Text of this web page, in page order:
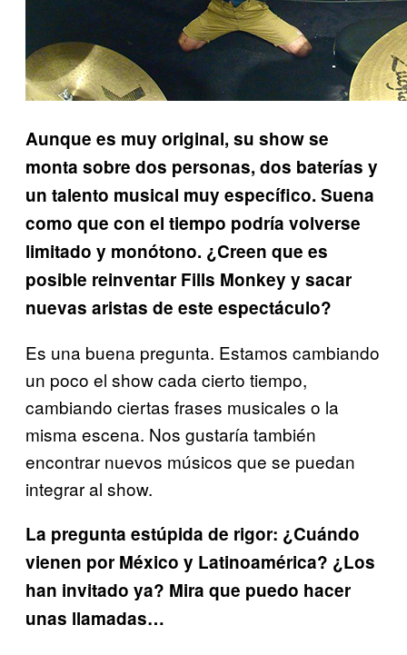
Aunque es muy original, su show se
monta sobre dos personas, dos baterías y
un talento musical muy específico. Suena
como que con el tiempo podría volverse
limitado y monótono. ¿Creen que es
posible reinventar Fills Monkey y sacar
nuevas aristas de este espectáculo?
Es una buena pregunta. Estamos cambiando
un poco el show cada cierto tiempo,
cambiando ciertas frases musicales o la
misma escena. Nos gustaría también
encontrar nuevos músicos que se puedan
integrar al show.
La pregunta estúpida de rigor: ¿Cuándo
vienen por México y Latinoamérica? ¿Los
han invitado ya? Mira que puedo hacer
unas llamadas…